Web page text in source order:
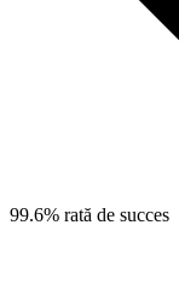
99.6% rată de succes